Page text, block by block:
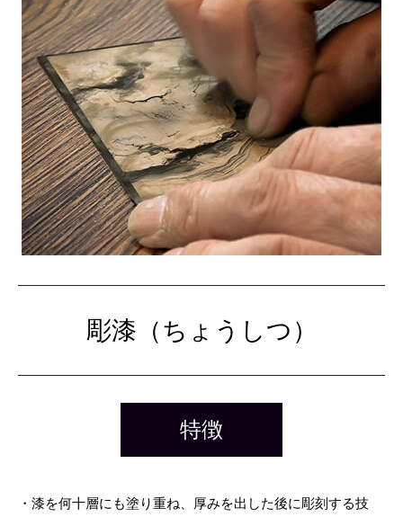
彫漆（ちょうしつ）
特徴
・漆を何十層にも塗り重ね、厚みを出した後に彫刻する技